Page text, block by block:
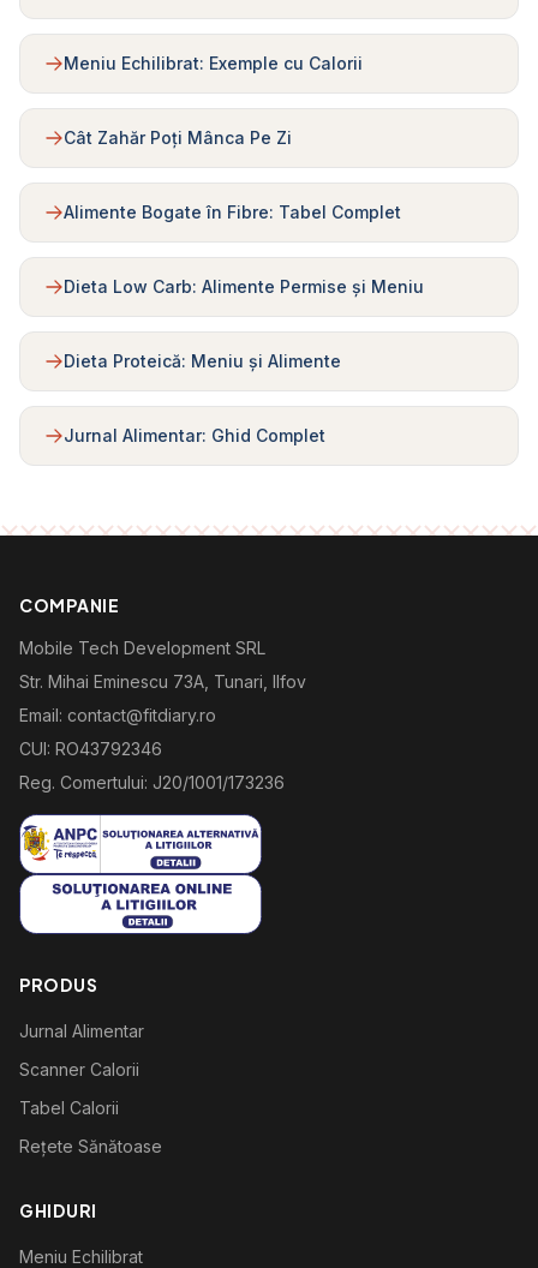
Meniu Echilibrat: Exemple cu Calorii
Cât Zahăr Poți Mânca Pe Zi
Alimente Bogate în Fibre: Tabel Complet
Dieta Low Carb: Alimente Permise și Meniu
Dieta Proteică: Meniu și Alimente
Jurnal Alimentar: Ghid Complet
COMPANIE
Mobile Tech Development SRL
Str. Mihai Eminescu 73A, Tunari, Ilfov
Email: contact@fitdiary.ro
CUI: RO43792346
Reg. Comertului: J20/1001/173236
PRODUS
Jurnal Alimentar
Scanner Calorii
Tabel Calorii
Rețete Sănătoase
GHIDURI
Meniu Echilibrat